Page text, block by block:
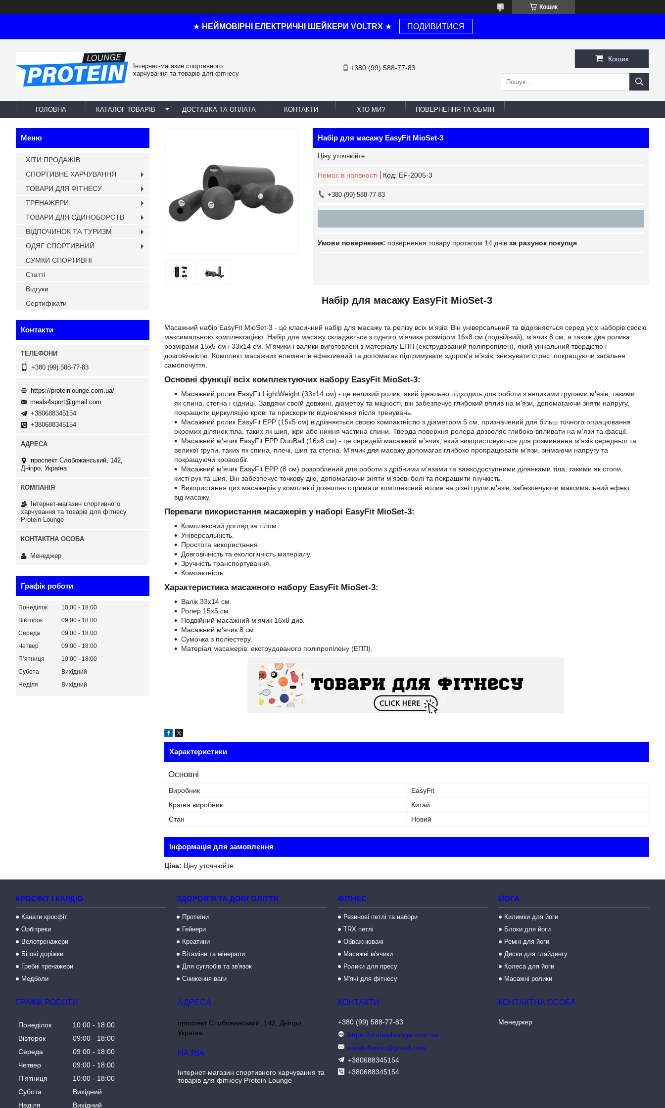
Кошик
★ НЕЙМОВІРНІ ЕЛЕКТРИЧНІ ШЕЙКЕРИ VOLTRX ★ ПОДИВИТИСЯ
Інтернет-магазин спортивного
харчування та товарів для фітнесу
+380 (99) 588-77-83
Кошик
ГОЛОВНА КАТАЛОГ ТОВАРІВ ДОСТАВКА ТА ОПЛАТА КОНТАКТИ ХТО МИ? ПОВЕРНЕННЯ ТА ОБМІН
Набір для масажу EasyFit MioSet-3
Ціну уточнюйте
Немає в наявності Код: EF-2005-3
+380 (99) 588-77-83
повернення товару протягом 14 днів за рахунок покупця
Набір для масажу EasyFit MioSet-3
Масажний набір EasyFit MioSet-3 - це класичний набір для масажу та релізу всіх м'язів. Він універсальний та відрізняється серед усіх наборів своєю
максимальною комплектацією. Набір для масажу складається з одного м'ячика розміром 16х8 см (подвійний), м'ячик 8 см, а також два ролика
розмірами 15х5 см і 33х14 см. М'ячики і валики виготовлені з матеріалу ЕПП (екструдований поліпропілен), який унікальний твердістю і
довговічністю. Комплект масажних елементів ефективний та допомагає підтримувати здоров'я м'язів, знижувати стрес, покращуючи загальне
самопочуття.
Основні функції всіх комплектуючих набору EasyFit MioSet-3:
Масажний ролик EasyFit LightWeight (33х14 см) - це великий ролик, який ідеально підходить для роботи з великими групами м'язів, такими
як спина, стегна і сідниці. Завдяки своїй довжині, діаметру та міцності, він забезпечує глибокий вплив на м'язи, допомагаючи зняти напругу,
покращити циркуляцію крові та прискорити відновлення після тренувань.
Масажний ролик EasyFit EPP (15х5 см) відрізняється своєю компактністю з діаметром 5 см, призначений для більш точного опрацювання
окремих ділянок тіла, таких як шия, ікри або нижня частина спини. Тверда поверхня ролера дозволяє глибоко впливати на м'язи та фасції.
Масажний м'ячик EasyFit EPP DuoBall (16х8 см) - це середній масажний м'ячик, який використовується для розминання м'язів середньої та
великої групи, таких як спина, плечі, шия та стегна. М'ячик для масажу допомагає глибоко пропрацювати м'язи, знімаючи напругу та
покращуючи кровообіг.
Масажний м'ячик EasyFit EPP (8 см) розроблений для роботи з дрібними м'язами та важкодоступними ділянками тіла, такими як стопи,
кисті рук та шия. Він забезпечує точкову дію, допомагаючи зняти м'язові болі та покращити гнучкість.
Використання цих масажерів у комплекті дозволяє отримати комплексний вплив на різні групи м'язів, забезпечуючи максимальний ефект
від масажу.
Переваги використання масажерів у наборі EasyFit MioSet-3:
Комплексний догляд за тілом.
Універсальність.
Простота використання.
Довговічність та екологічність матеріалу.
Зручність транспортування.
Компактність.
Характеристика масажного набору EasyFit MioSet-3:
Валік 33х14 см.
Ролер 15х5 см.
Подвійний масажний м'ячик 16х8 див.
Масажний м'ячик 8 см.
Сумочка з поліестеру.
Матеріал масажерів: екструдованого поліпропілену (ЕПП).
Характеристики
Основні
Виробник
EasyFit
Країна виробник
Китай
Стан
Новий
Інформація для замовлення
Ціна: Ціну уточнюйте
ХІТИ ПРОДАЖІВ
СПОРТИВНЕ ХАРЧУВАННЯ
ТОВАРИ ДЛЯ ФІТНЕСУ
ТРЕНАЖЕРИ
ТОВАРИ ДЛЯ ЄДИНОБОРСТВ
ВІДПОЧИНОК ТА ТУРИЗМ
ОДЯГ СПОРТИВНИЙ
СУМКИ СПОРТИВНІ
Статті
Відгуки
Сертифікати
Контакти
+380 (99) 588-77-83
https://proteinlounge.com.ua/
meals4sport@gmail.com
+380688345154
+380688345154
проспект Слобожанський, 142,
Дніпро, Україна
Інтернет-магазин спортивного
харчування та товарів для фітнесу
Protein Lounge
Менеджер
Графік роботи
Понеділок 10:00
18:00
Вівторок
09:00
18:00
Середа
09:00
18:00
Четвер
09:00
18:00
Пʼятниця
10:00
18:00
Субота
Вихідний
Неділя
Вихідний
КРОСФІТ І КАРДІО
Канати кросфіт
Орбітреки
Велотренажери
Бігові доріжки
Гребні тренажери
Медболи
ЗДОРОВ'Я ТА ДОВГОЛІТТЯ
Протеїни
Гейнери
Креатини
Вітаміни та мінерали
Для суглобів та зв'язок
Сниження ваги
ФІТНЕС
Резинові петлі та набори
TRX петлі
Обважнювачі
Масажні м'ячики
Ролики для пресу
М'ячі для фітнесу
ЙОГА
Килимки для йоги
Блоки для йоги
Ремні для йоги
Диски для глайдингу
Колеса для йоги
Масажні ролики
ГРАФІК РОБОТИ
Понеділок 10:00
18:00
Вівторок
09:00
18:00
Середа
09:00
18:00
Четвер
09:00
18:00
Пʼятниця
10:00
18:00
Субота
Вихідний
Неділя
Вихідний
проспект Слобожанський, 142, Дніпро,
Україна
Інтернет-магазин спортивного харчування та
товарів для фітнесу Protein Lounge
+380 (99) 588-77-83
https://proteinlounge.com.ua/
meals4sport@gmail.com
+380688345154
+380688345154
Менеджер